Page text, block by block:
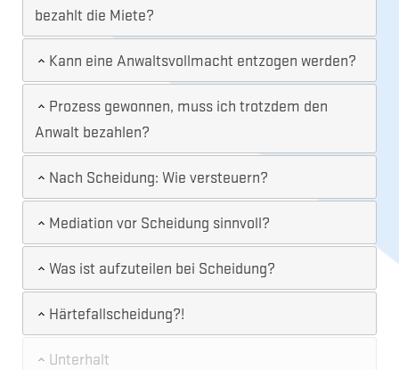
bezahlt die Miete?
Kann eine Anwaltsvollmacht entzogen werden?
Prozess gewonnen, muss ich trotzdem den
Anwalt bezahlen?
Nach Scheidung: Wie versteuern?
Mediation vor Scheidung sinnvoll?
Was ist aufzuteilen bei Scheidung?
Härtefallscheidung?!
Unterhalt